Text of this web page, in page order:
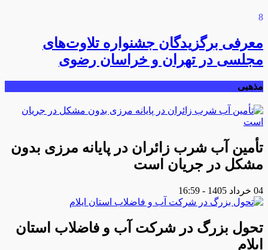
8
معرفی برگزیدگان جشنواره تلاوت‌های
مجلسی در تهران و خراسان رضوی
مذهبی
تأمین آب شرب زائران در پایانه مرزی بدون
مشکل در جریان است
04 خرداد 1405 - 16:59
تحول بزرگ در شرکت آب و فاضلاب استان
ایلام